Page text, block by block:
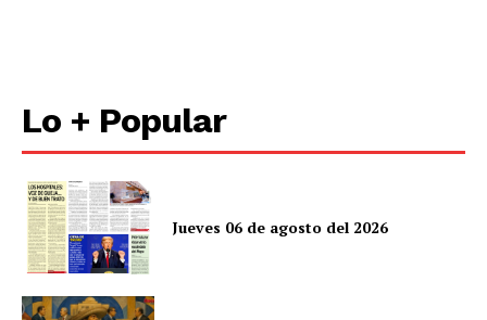
Lo + Popular
Jueves 06 de agosto del 2026